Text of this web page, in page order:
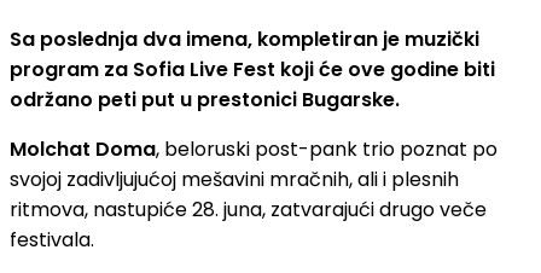
Sa poslednja dva imena, kompletiran je muzički
program za Sofia Live Fest koji će ove godine biti
održano peti put u prestonici Bugarske.
Molchat Doma, beloruski post-pank trio poznat po
svojoj zadivljujućoj mešavini mračnih, ali i plesnih
ritmova, nastupiće 28. juna, zatvarajući drugo veče
festivala.